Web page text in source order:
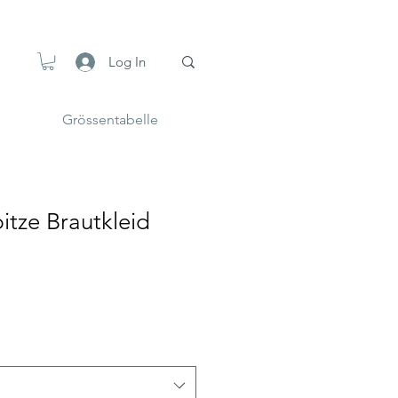
Log In
Brautkleid
Grössentabelle